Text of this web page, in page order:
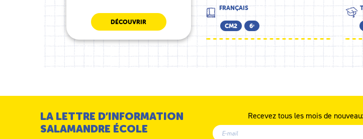
DÉCOUVRIR
FRANÇAIS
CM2 6ᵉ
LA LETTRE D’INFORMATION
SALAMANDRE ÉCOLE
Recevez tous les mois de